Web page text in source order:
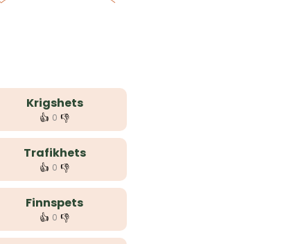
Krigshets
👍 0 👎
Trafikhets
👍 0 👎
Finnspets
👍 0 👎